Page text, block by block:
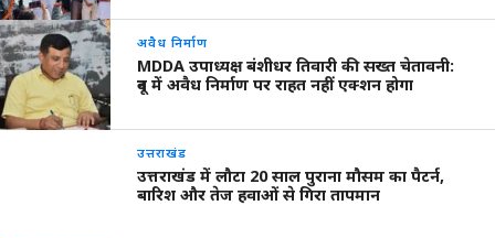
अवैध निर्माण
MDDA उपाध्यक्ष बंशीधर तिवारी की सख्त चेतावनी:
दून में अवैध निर्माण पर राहत नहीं एक्शन होगा
उत्तराखंड
उत्तराखंड में लौटा 20 साल पुराना मौसम का पैटर्न,
बारिश और तेज हवाओं से गिरा तापमान